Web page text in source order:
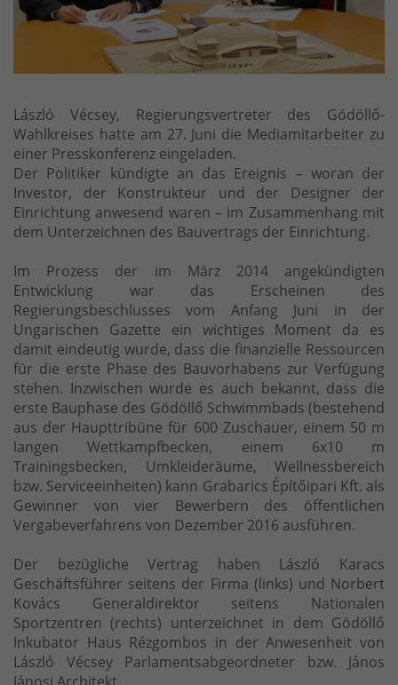
László Vécsey, Regierungsvertreter des Gödöllő-
Wahlkreises hatte am 27. Juni die Mediamitarbeiter zu
einer Presskonferenz eingeladen.
Der Politiker kündigte an das Ereignis – woran der
Investor, der Konstrukteur und der Designer der
Einrichtung anwesend waren – im Zusammenhang mit
dem Unterzeichnen des Bauvertrags der Einrichtung.
Im Prozess der im März 2014 angekündigten
Entwicklung war das Erscheinen des
Regierungsbeschlusses vom Anfang Juni in der
Ungarischen Gazette ein wichtiges Moment da es
damit eindeutig wurde, dass die finanzielle Ressourcen
für die erste Phase des Bauvorhabens zur Verfügung
stehen. Inzwischen wurde es auch bekannt, dass die
erste Bauphase des Gödöllő Schwimmbads (bestehend
aus der Haupttribüne für 600 Zuschauer, einem 50 m
langen Wettkampfbecken, einem 6x10 m
Trainingsbecken, Umkleideräume, Wellnessbereich
bzw. Serviceeinheiten) kann Grabarics Építőipari Kft. als
Gewinner von vier Bewerbern des öffentlichen
Vergabeverfahrens von Dezember 2016 ausführen.
Der bezügliche Vertrag haben László Karacs
Geschäftsführer seitens der Firma (links) und Norbert
Kovács Generaldirektor seitens Nationalen
Sportzentren (rechts) unterzeichnet in dem Gödöllő
Inkubator Haus Rézgombos in der Anwesenheit von
László Vécsey Parlamentsabgeordneter bzw. János